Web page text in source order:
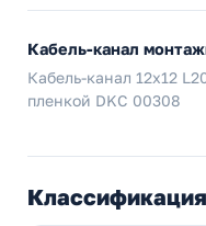
Кабель-канал
Кабель-канал 12х12
пленкой DKC 00308